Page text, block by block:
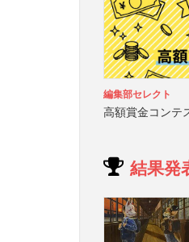
編集部セレクト
高額賞金コンテ
結果発